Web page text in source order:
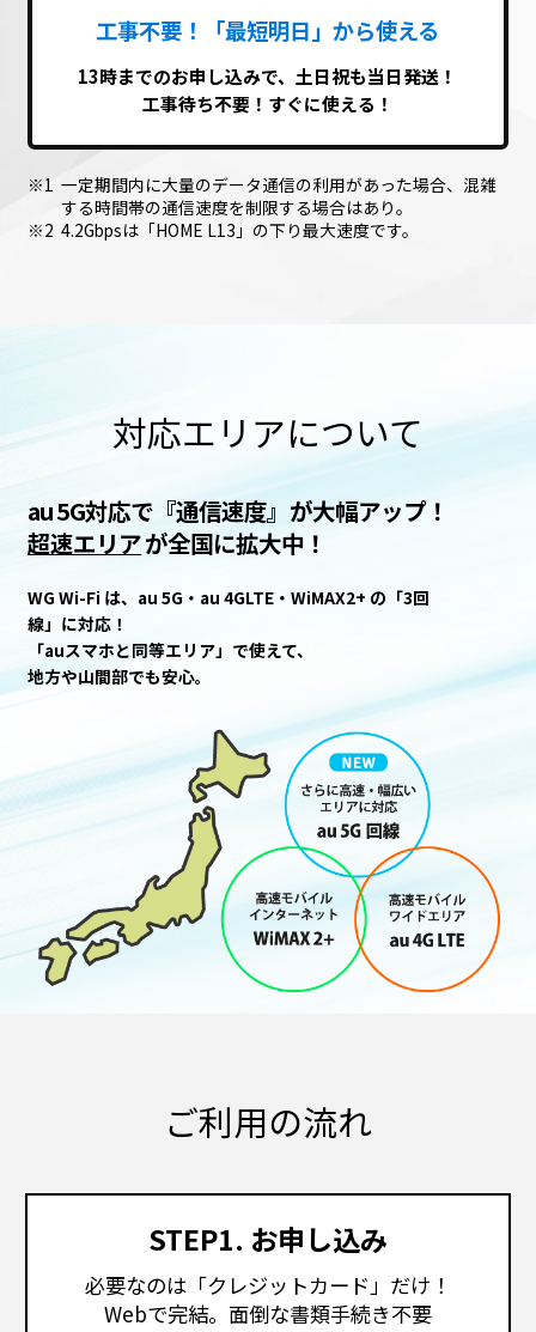
工事不要！「最短明日」から使える
13時までのお申し込みで、土日祝も当日発送！
工事待ち不要！すぐに使える！
一定期間内に大量のデータ通信の利用があった場合、混雑
する時間帯の通信速度を制限する場合はあり。
4.2Gbpsは「HOME L13」の下り最大速度です。
対応エリアについて
au 5G対応で『通信速度』が大幅アップ！
超速エリアが全国に拡大中！
WG Wi-Fi は、au 5G・au 4GLTE・WiMAX2+ の「3回
線」に対応！
「auスマホと同等エリア」で使えて、
地方や山間部でも安心。
ご利用の流れ
STEP1. お申し込み
必要なのは「クレジットカード」だけ！
Webで完結。面倒な書類手続き不要